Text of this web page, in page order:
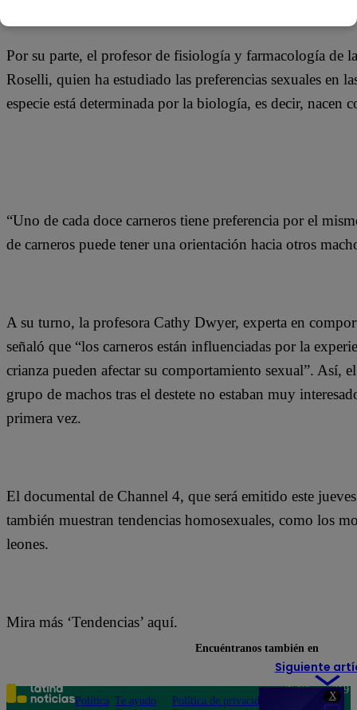
X
Por su parte, el profesor de fisiología y farmacología de
Roselli, quien ha estudiado las preferencias sexuales en
especie está determinada por la biología, es decir, nacen
“Uno de cada doce carneros tiene preferencia por el
de carneros puede tener una orientación hacia otros
A su turno, la profesora Cathy Dwyer, experta en
señaló que “los carneros están influenciadas por la
crianza pueden afectar su comportamiento sexual”. Así,
grupo de machos tras el destete no estaban muy
primera vez.
El documental de Channel 4, que será emitido este
también muestran tendencias homosexuales, como los
leones.
Mira más ‘Tendencias’ aquí.
Siguiente
Encuéntranos también en
Política Te ayudo
Política de privacidad
Teléfono: 219